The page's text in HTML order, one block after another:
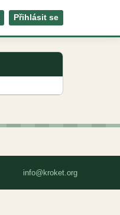
Přihlásit se
info@kroket.org